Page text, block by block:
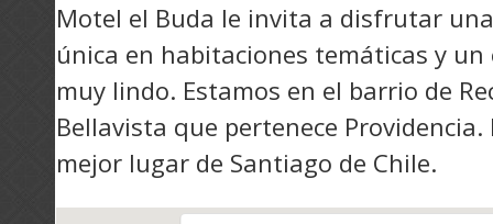
Motel el Buda le invita a disfrutar
única en habitaciones temáticas y
muy lindo. Estamos en el barrio de
Bellavista que pertenece Providencia.
mejor lugar de Santiago de Chile.